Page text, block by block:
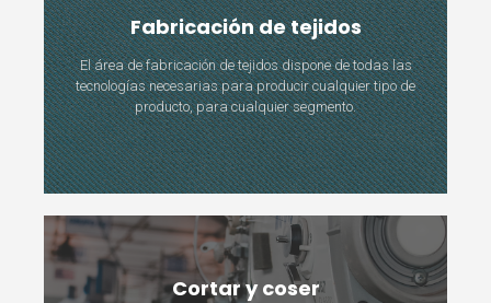
Fabricación de tejidos
El área de fabricación de tejidos dispone de todas las
tecnologías necesarias para producir cualquier tipo de
producto, para cualquier segmento.
Cortar y coser